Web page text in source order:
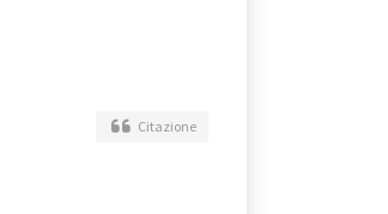
Citazione